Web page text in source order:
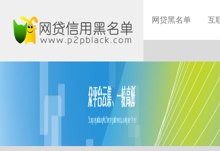
网贷黑名单 互